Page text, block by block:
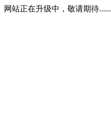
网站正在升级中，敬请期待......